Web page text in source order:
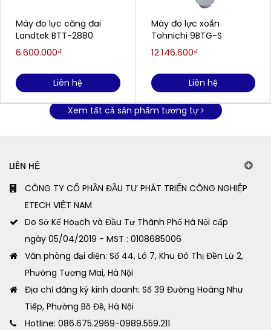
Máy đo lực căng đai
Landtek BTT-2880
6.600.000₫
Liên hệ
Máy đo lực xoắn
Tohnichi 9BTG-S
12.146.600₫
Liên hệ
Xem tất cả sản phẩm tương tự
LIÊN HỆ
CÔNG TY CỔ PHẦN ĐẦU TƯ PHÁT TRIỂN CÔNG NGHIỆP
ETECH VIỆT NAM
Do Sở Kế Hoạch và Đầu Tư Thành Phố Hà Nội cấp
ngày 05/04/2019 - MST : 0108685006
Văn phòng đại diện: Số 44, Lô 7, Khu Đô Thị Đền Lừ 2,
Phường Tương Mai, Hà Nội
Địa chỉ đăng ký kinh doanh: Số 39 Đường Hoàng Như
Tiếp, Phường Bồ Đề, Hà Nội
Hotline: 086.675.2969-0989.559.211